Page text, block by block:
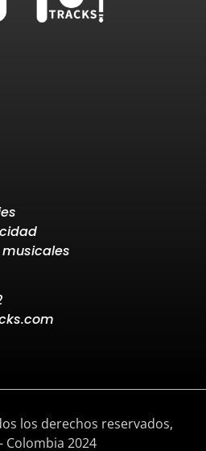
los derechos reservados,
Colombia 2024